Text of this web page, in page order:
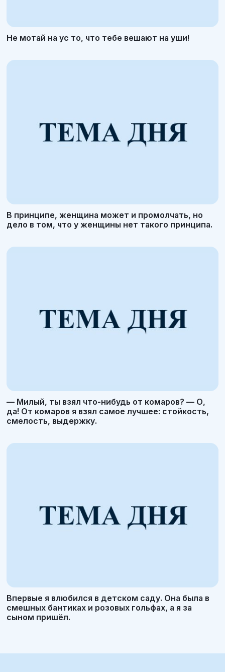
Не мотай на ус то, что тебе вешают на уши!
В принципе, женщина может и промолчать, но
дело в том, что у женщины нет такого принципа.
— Милый, ты взял что-нибудь от комаров? — О,
да! От комаров я взял самое лучшее: стойкость,
смелость, выдержку.
Впервые я влюбился в детском саду. Она была в
смешных бантиках и розовых гольфах, а я за
сыном пришёл.